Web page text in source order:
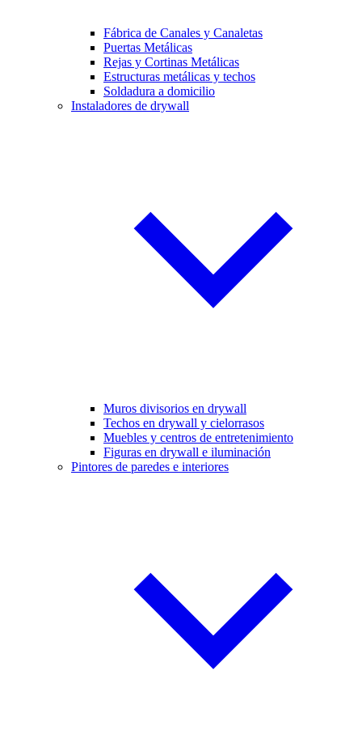
Fábrica de Canales y Canaletas
Puertas Metálicas
Rejas y Cortinas Metálicas
Estructuras metálicas y techos
Soldadura a domicilio
Instaladores de drywall
Muros divisorios en drywall
Techos en drywall y cielorrasos
Muebles y centros de entretenimiento
Figuras en drywall e iluminación
Pintores de paredes e interiores